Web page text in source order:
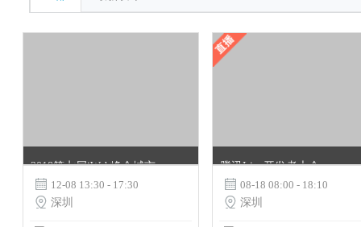
2018第七届iWeb峰会城市巡回——深圳站
 12-08 13:30 - 17:30
 深圳
腾讯Live开发者大会
 08-18 08:00 - 18:10
 深圳